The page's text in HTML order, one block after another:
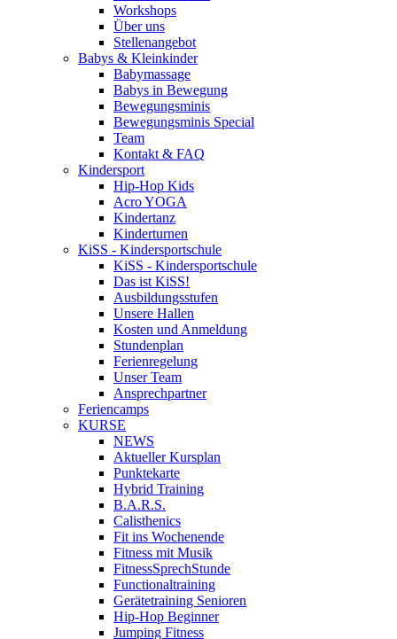
Workshops
Über uns
Stellenangebot
Babys & Kleinkinder
Babymassage
Babys in Bewegung
Bewegungsminis
Bewegungsminis Special
Team
Kontakt & FAQ
Kindersport
Hip-Hop Kids
Acro YOGA
Kindertanz
Kinderturnen
KiSS - Kindersportschule
KiSS - Kindersportschule
Das ist KiSS!
Ausbildungsstufen
Unsere Hallen
Kosten und Anmeldung
Stundenplan
Ferienregelung
Unser Team
Ansprechpartner
Feriencamps
KURSE
NEWS
Aktueller Kursplan
Punktekarte
Hybrid Training
B.A.R.S.
Calisthenics
Fit ins Wochenende
Fitness mit Musik
FitnessSprechStunde
Functionaltraining
Gerätetraining Senioren
Hip-Hop Beginner
Jumping Fitness